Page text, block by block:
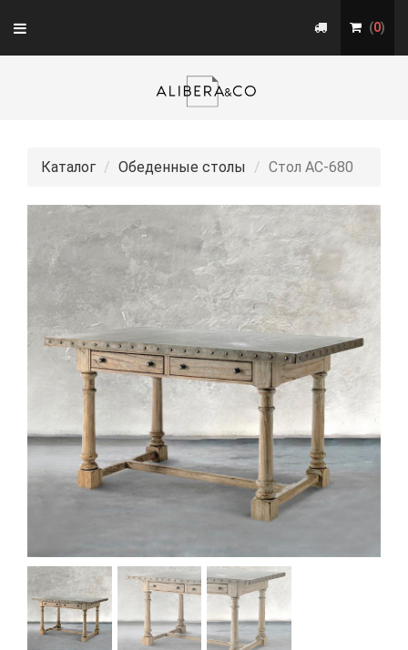
Toggle
navigation
(0)
Каталог Обеденные столы Стол АС-680